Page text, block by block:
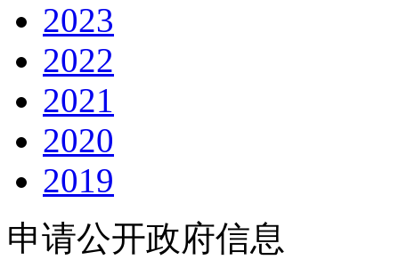
2023
2022
2021
2020
2019
申请公开政府信息